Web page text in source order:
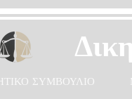
ΣΥΜΒΟΥΛΙΟ